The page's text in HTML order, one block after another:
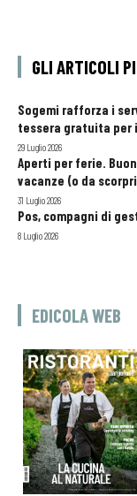
GLI ARTICOLI
Sogemi rafforza i
tessera gratuita per
29 Luglio 2026
Aperti per ferie.
vacanze (o da
31 Luglio 2026
Pos, compagni di
8 Luglio 2026
EDICOLA WEB